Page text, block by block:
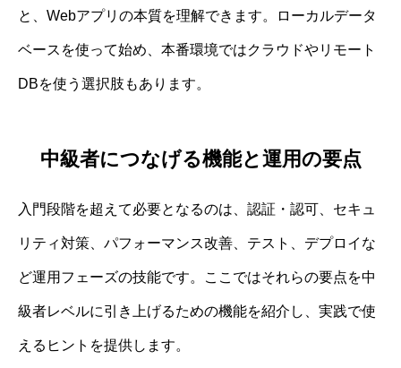
と、Webアプリの本質を理解できます。ローカルデータ
ベースを使って始め、本番環境ではクラウドやリモート
DBを使う選択肢もあります。
中級者につなげる機能と運用の要点
入門段階を超えて必要となるのは、認証・認可、セキュ
リティ対策、パフォーマンス改善、テスト、デプロイな
ど運用フェーズの技能です。ここではそれらの要点を中
級者レベルに引き上げるための機能を紹介し、実践で使
えるヒントを提供します。